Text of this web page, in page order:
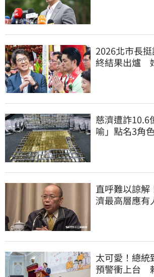
2026北市長
終結果出爐
慈濟遭詐10.6
喻」點名3角
直呼難以諒解
濟最高層應有
太可愛！總統
預警衝上台